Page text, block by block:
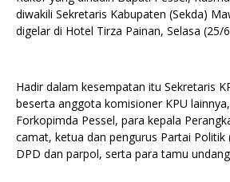
diwakili Sekretaris Kabupaten (Sekda)
digelar di Hotel Tirza Painan, Selasa (25/
Hadir dalam kesempatan itu Sekretaris
beserta anggota komisioner KPU
Forkopimda Pessel, para kepala
camat, ketua dan pengurus Partai Politik
DPD dan parpol, serta para tamu